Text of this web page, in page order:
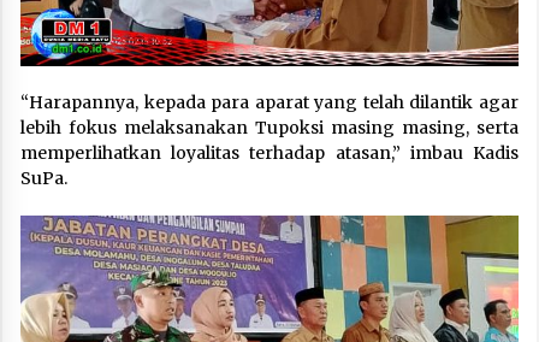
“Harapannya, kepada para aparat yang telah dilantik agar
lebih fokus melaksanakan Tupoksi masing masing, serta
memperlihatkan loyalitas terhadap atasan,” imbau Kadis
SuPa.